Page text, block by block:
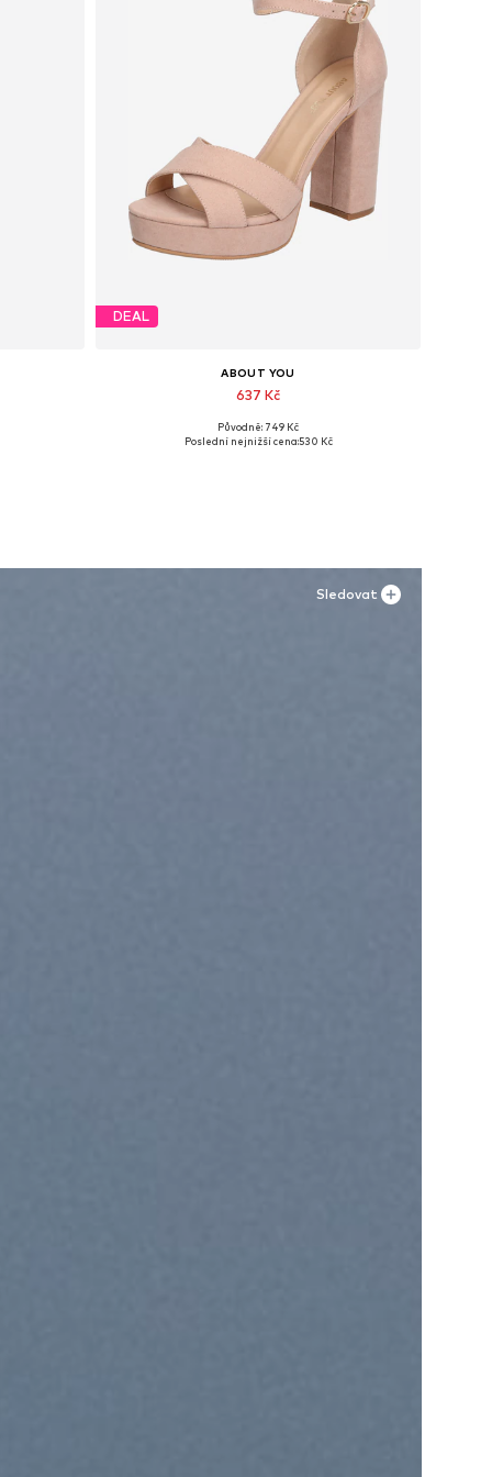
DEAL
ABOUT YOU
637 Kč
Dostupné velikosti: 37, 38, 39, 40, 41
Původně: 749 Kč
Poslední nejnižší cena:530 Kč
Sledovat